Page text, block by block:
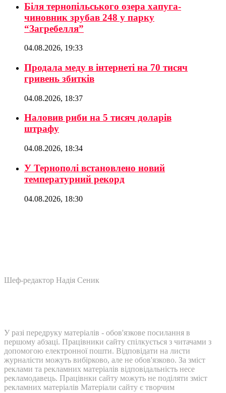
Біля тернопільського озера хапуга-
чиновник зрубав 248 у парку
“Загребелля”
04.08.2026, 19:33
Продала меду в інтернеті на 70 тисяч
гривень збитків
04.08.2026, 18:37
Наловив риби на 5 тисяч доларів
штрафу
04.08.2026, 18:34
У Тернополі встановлено новий
температурний рекорд
04.08.2026, 18:30
Шеф-редактор Надія Сеник
У разі передруку матеріалів - обов'язкове посилання в
першому абзаці. Працівники сайту спілкується з читачами з
допомогою електронної пошти. Відповідати на листи
журналісти можуть вибірково, але не обов'язково. За зміст
реклами та рекламних матеріалів відповідальність несе
рекламодавець. Працівнки сайту можуть не поділяти зміст
рекламних матеріалів Матеріали сайту є творчим